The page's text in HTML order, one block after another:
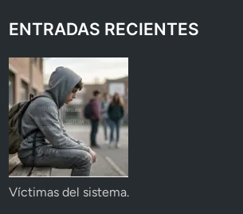
ENTRADAS RECIENTES
Víctimas del sistema.